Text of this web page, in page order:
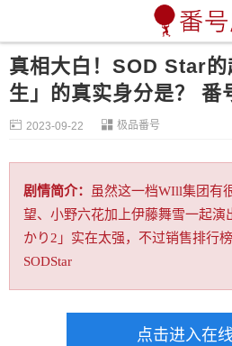
真相大白！SOD Star
生」的真实身分是？ 番
 2023-09-22  极品番号
剧情简介：
虽然这一档WIll集团有
望、小野六花加上伊藤舞雪一起演
かり2」实在太强，不过销售排行
SODStar
点击进入在